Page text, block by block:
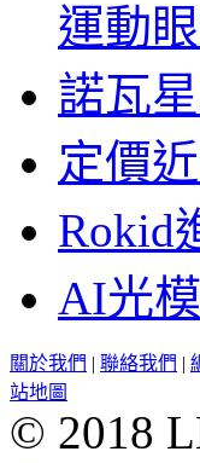
運動
諾瓦
定價
Rokid
AI光
關於我們 | 聯絡我們 |
站地圖
© 2018